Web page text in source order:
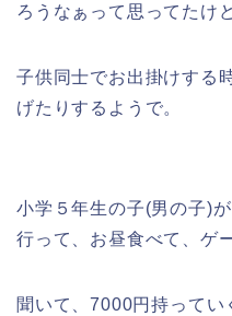
ろうなぁって思ってたけ
子供同士でお出掛けする
げたりするようで。
小学５年生の子(男の子)
行って、お昼食べて、ゲ
聞いて、7000円持ってい